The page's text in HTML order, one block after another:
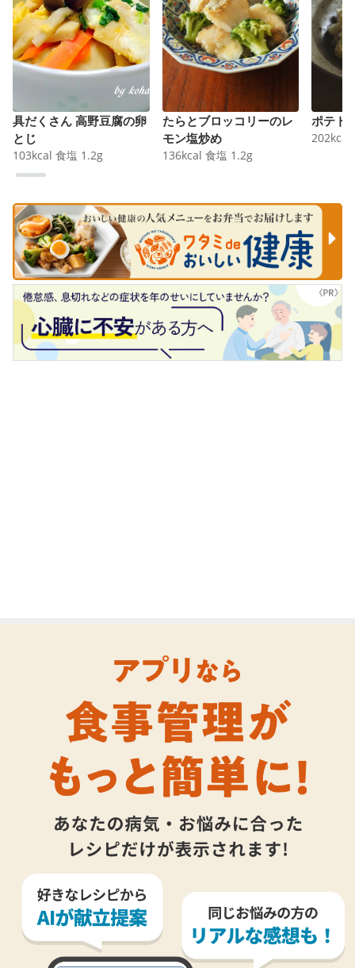
具だくさん 高野豆腐の卵
とじ
103kcal 食塩 1.2g
たらとブロッコリーのレ
モン塩炒め
136kcal 食塩 1.2g
ポテト
202kcal